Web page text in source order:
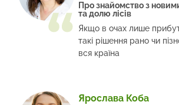
Про знайомство з
та долю лісів
Якщо в очах лише
такі рішення рано чи
вся країна
Ярослава Коба